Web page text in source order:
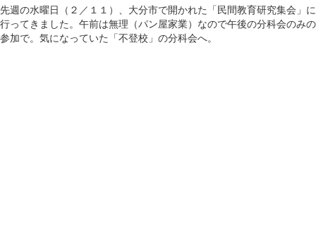
先週の水曜日（２／１１）、大分市で開かれた「民間教育研究集会」に
行ってきました。午前は無理（パン屋家業）なので午後の分科会のみの
参加で。気になっていた「不登校」の分科会へ。